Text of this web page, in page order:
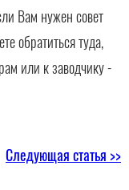
Вам нужен совет
обратиться туда,
или к заводчику -
Следующая статья >>